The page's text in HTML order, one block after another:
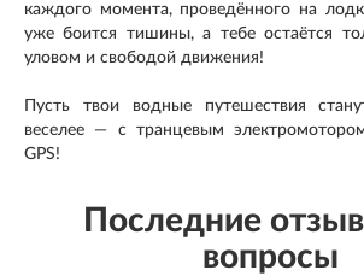
каждого момента, проведённого на
уже боится тишины, а тебе остаётся
уловом и свободой движения!
Пусть твои водные путешествия
веселее — с транцевым
GPS!
Последние
вопросы